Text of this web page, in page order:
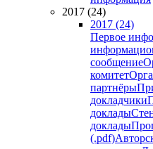
2017 (24)
2017 (24)
Первое
сообщение
комитет
партнёры
докладчики
доклады
доклады
(.pdf)